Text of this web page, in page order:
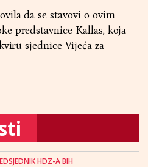
da se stavovi o ovim
predstavnice Kallas, koja
sjednice Vijeća za
HDZ-A BIH